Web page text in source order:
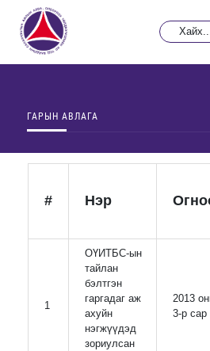
ГАРЫН АВЛАГА
# Нэр
1
ОҮИТБС-ын
тайлан
бэлтгэн
гаргадаг аж
ахуйн
нэгжүүдэд
зориулсан
2013
3-р сар